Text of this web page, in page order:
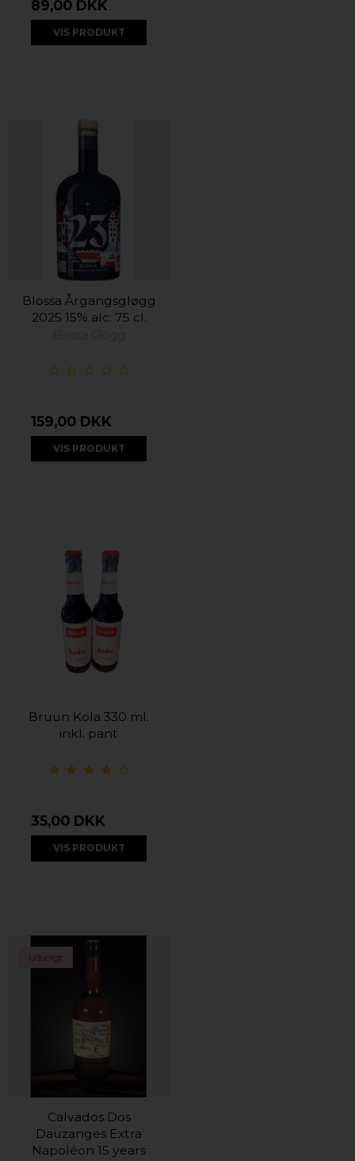
89,00 DKK
VIS PRODUKT
Blossa Årgangsgløgg
2025 15% alc. 75 cl.
Blossa Glögg
159,00 DKK
VIS PRODUKT
Bruun Kola 330 ml.
inkl. pant
35,00 DKK
VIS PRODUKT
Udsolgt
Calvados Dos
Dauzanges Extra
Napoléon 15 years